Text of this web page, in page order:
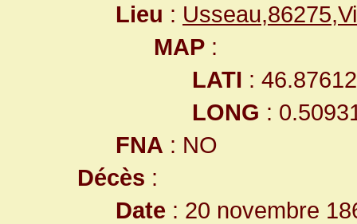
Lieu :
MAP :
LATI :
LONG :
FNA : NO
Décès :
Date : 20 novembre